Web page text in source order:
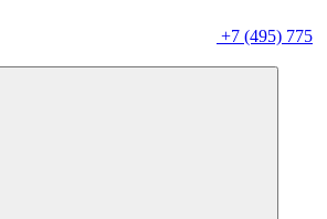
+7 (495) 775